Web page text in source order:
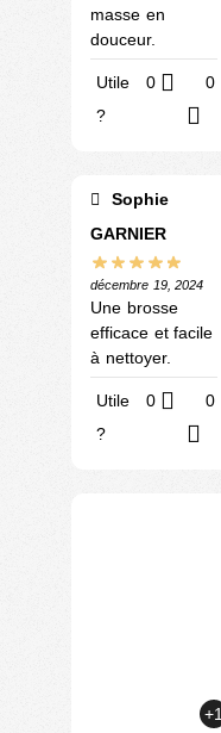
masse en
douceur.
Utile
?
0 0
Sophie
GARNIER
décembre 19, 2024
Une brosse
efficace et facile
à nettoyer.
Utile
?
0 0
+1